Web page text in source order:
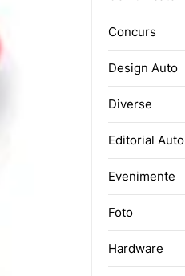
Concurs
Design Auto
Diverse
Editorial Auto
Evenimente
Foto
Hardware